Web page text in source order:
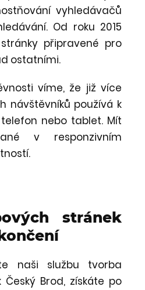
vyhledávačů
Od roku 2015
připravené pro
ostatními.
víme, že již více
návštěvníků používá k
nebo tablet. Mít
v responzivním
stránek
naši službu tvorba
Brod, získáte po